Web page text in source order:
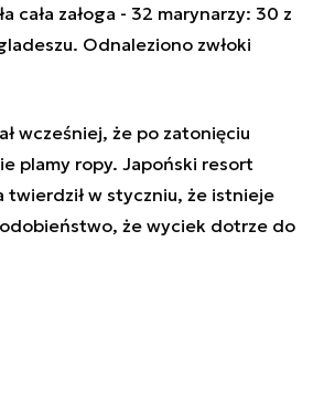
cała załoga - 32 marynarzy: 30 z
Odnaleziono zwłoki
wcześniej, że po zatonięciu
plamy ropy. Japoński resort
twierdził w styczniu, że istnieje
że wyciek dotrze do